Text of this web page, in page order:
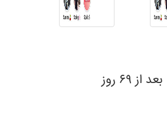
بعد از ۶۹ روز